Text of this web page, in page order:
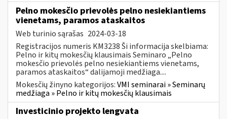
Pelno mokesčio prievolės pelno nesiekiantiems
vienetams, paramos ataskaitos
Web turinio sąrašas 2024-03-18
Registracijos numeris KM3238 Ši informacija skelbiama:
Pelno ir kitų mokesčių klausimais Seminaro „Pelno
mokesčio prievolės pelno nesiekiantiems vienetams,
paramos ataskaitos“ dalijamoji medžiaga....
Mokesčių žinyno kategorijos:VMI seminarai » Seminarų
medžiaga » Pelno ir kitų mokesčių klausimais
Investicinio projekto lengvata